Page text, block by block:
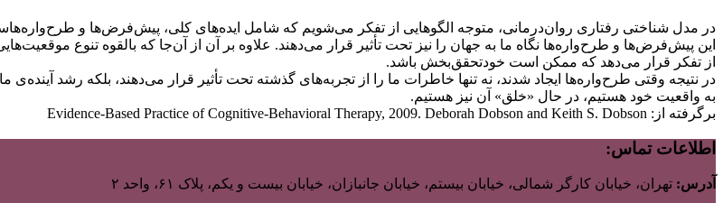
در مدل شناختی رفتاری روان‌درمانی، متوجه الگوهایی از تفکر می‌شویم که شامل ایده‌های کلی، پیش‌فرض‌ها و
این پیش‌فرض‌ها و طرح‌واره‌ها نگاه ما به جهان را نیز تحت تأثیر قرار می‌دهند. علاوه بر آن از آن‌جا که بالقوه تنوع
از تفکر قرار می‌دهد که ممکن است خودتحقق‌بخش باشد.
در نتیجه وقتی طرح‌واره‌ها ایجاد شدند، نه تنها خاطرات ما را از تجربه‌های گذشته تحت تأثیر قرار می‌دهند، بلکه رشد
به واقعیت خود هستیم، در حال «خلق» آن نیز هستیم.
برگرفته از: Evidence-Based Practice of Cognitive-Behavioral Therapy, 2009. Deborah Dobson and Keith S. Dobson
اطلاعات تماس:
آدرس: تهران، خیابان کارگر شمالی، خیابان بیستم، خیابان جانبازان، خیابان بیست و یکم، پلاک ۶۱، واحد ۲